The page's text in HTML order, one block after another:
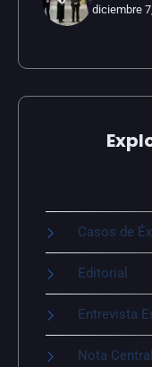
diciembre
Casos de
Editorial
Entrevista
Nota Central